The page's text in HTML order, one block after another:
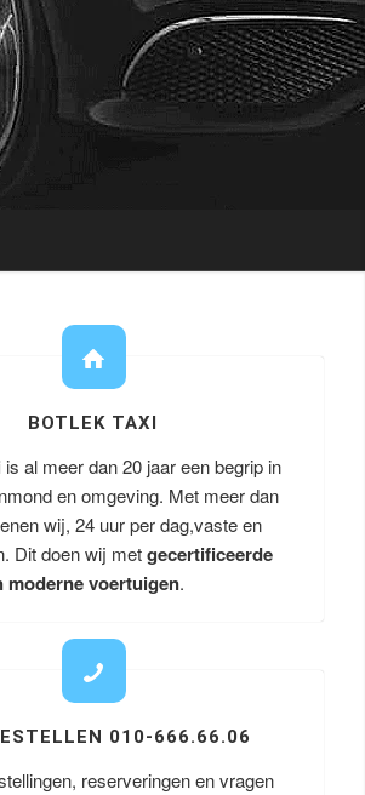
BOTLEK TAXI
is al meer dan 20 jaar een begrip in
en omgeving. Met meer dan
wij, 24 uur per dag,vaste en
Dit doen wij metgecertificeerde
moderne voertuigen.
010-666.66.06
reserveringen en vragen